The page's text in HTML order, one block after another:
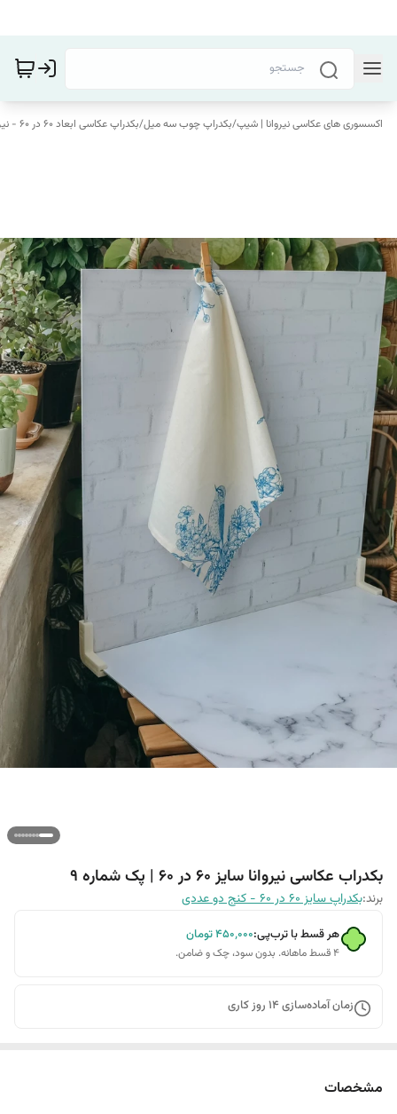
اکسسوری های عکاسی نیروانا | شیپ/بکدراپ چوب سه میل/بکدراپ عکاسی ابعاد 60 در 60 - نیروانا
بکدراب عکاسی نیروانا سایز 60 در 60 | پک شماره 9
برند:بکدراپ سایز 60 در 60 - کنج دو عددی
هر قسط با ترب‌پی:۴۵۰٬۰۰۰تومان
۴ قسط ماهانه. بدون سود، چک و ضامن.
زمان آماده‌سازی 14 روز کاری
مشخصات